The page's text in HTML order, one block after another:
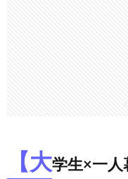
【大学生×一